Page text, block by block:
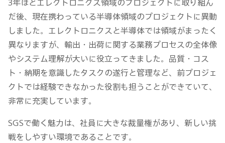
だ後、現在携わっている半導体領域のプロジェクトに異動
しました。エレクトロニクスと半導体では領域がまったく
異なりますが、輸出・出荷に関する業務プロセスの全体像
やシステム理解が大いに役立ってきました。品質・コス
ト・納期を意識したタスクの遂行と管理など、前プロジェ
クトでは経験できなかった役割も担うことができていて、
非常に充実しています。
SGSで働く魅力は、社員に大きな裁量権があり、新しい挑
戦をしやすい環境であることです。